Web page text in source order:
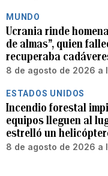
MUNDO
Ucrania rinde
de almas”, quien
recuperaba
8 de agosto de 2026 a
ESTADOS UNIDOS
Incendio forestal
equipos lleguen al
estrelló un
8 de agosto de 2026 a